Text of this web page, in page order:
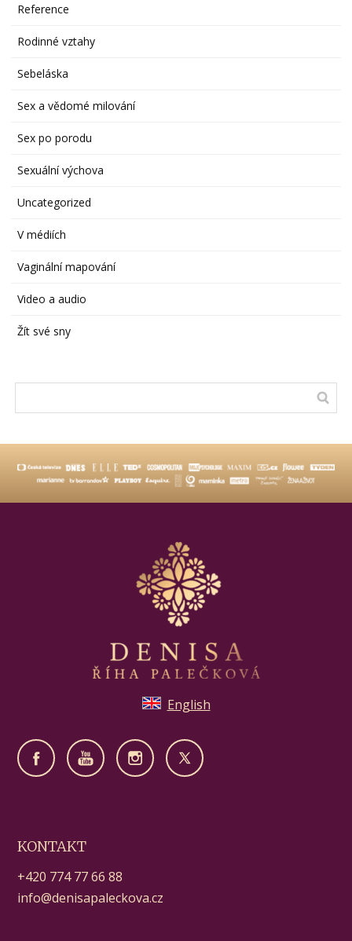
Reference
Rodinné vztahy
Sebeláska
Sex a vědomé milování
Sex po porodu
Sexuální výchova
Uncategorized
V médiích
Vaginální mapování
Video a audio
Žít své sny
English
KONTAKT
+420 774 77 66 88
info@denisapaleckova.cz